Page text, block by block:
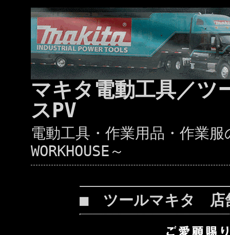
マキタ電動工具／
スPV
電動工具・作業用品・作
WORKHOUSE～
■ ツールマキタ 店